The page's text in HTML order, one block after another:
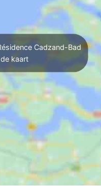
Cadzand-Bad
kaart